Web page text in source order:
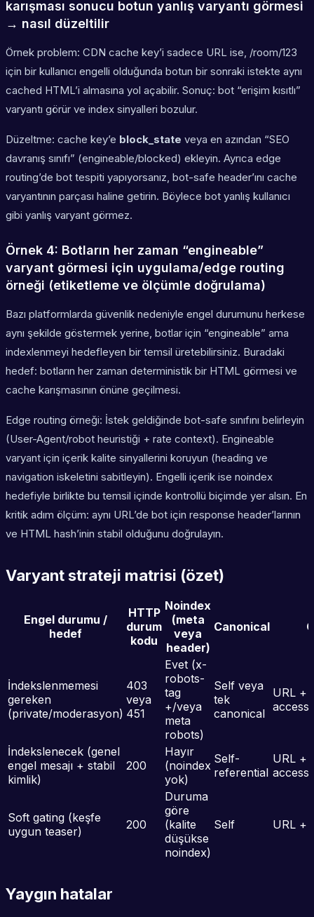
karışması sonucu botun yanlış varyantı görmesi
→ nasıl düzeltilir
Örnek problem: CDN cache key’i sadece URL ise, /room/123
için bir kullanıcı engelli olduğunda botun bir sonraki istekte aynı
cached HTML’i almasına yol açabilir. Sonuç: bot “erişim kısıtlı”
varyantı görür ve index sinyalleri bozulur.
Düzeltme: cache key’e block_state veya en azından “SEO
davranış sınıfı” (engineable/blocked) ekleyin. Ayrıca edge
routing’de bot tespiti yapıyorsanız, bot-safe header’ını cache
varyantının parçası haline getirin. Böylece bot yanlış kullanıcı
gibi yanlış varyant görmez.
Örnek 4: Botların her zaman “engineable”
varyant görmesi için uygulama/edge routing
örneği (etiketleme ve ölçümle doğrulama)
Bazı platformlarda güvenlik nedeniyle engel durumunu herkese
aynı şekilde göstermek yerine, botlar için “engineable” ama
indexlenmeyi hedefleyen bir temsil üretebilirsiniz. Buradaki
hedef: botların her zaman deterministik bir HTML görmesi ve
cache karışmasının önüne geçilmesi.
Edge routing örneği: İstek geldiğinde bot-safe sınıfını belirleyin
(User-Agent/robot heuristiği + rate context). Engineable
varyant için içerik kalite sinyallerini koruyun (heading ve
navigation iskeletini sabitleyin). Engelli içerik ise noindex
hedefiyle birlikte bu temsil içinde kontrollü biçimde yer alsın. En
kritik adım ölçüm: aynı URL’de bot için response header’larının
ve HTML hash’inin stabil olduğunu doğrulayın.
Varyant strateji matrisi (özet)
Engel durumu /
hedef
HTTP
durum
kodu
Noindex
(meta
veya
header)
Canonical
İndekslenmemesi
gereken
(private/moderasyon)
403
veya
451
Evet (x-
robots-
tag
+/veya
meta
robots)
Self veya
tek
canonical
URL +
İndekslenecek (genel
engel mesajı + stabil
kimlik)
200
Hayır
(noindex
yok)
Self-
referential
URL +
Soft gating (keşfe
uygun teaser)
200
Duruma
göre
(kalite
düşükse
noindex)
Self URL +
Yaygın hatalar